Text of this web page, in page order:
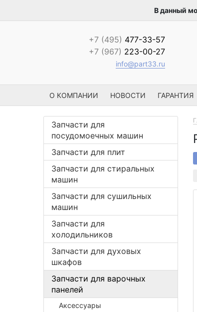
В данный
+7 (495) 477-33-57
+7 (967) 223-00-27
info@part33.ru
О КОМПАНИИ НОВОСТИ ГАРАНТИЯ
Запчасти для
посудомоечных машин
Запчасти для плит
Запчасти для стиральных
машин
Запчасти для сушильных
машин
Запчасти для
холодильников
Запчасти для духовых
шкафов
Запчасти для варочных
панелей
Аксессуары